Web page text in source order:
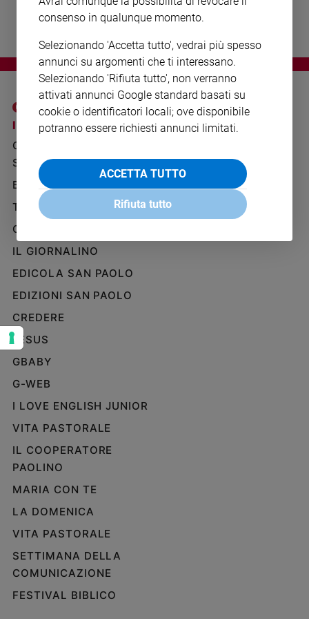
Volontariato
Diritti
Aziende
di
valore
settimana
Migranti
Diversità
inclusione
Costume
Cultura
e
Sanremo
2026
Cinema,
e
streaming
Arte
Famiglia
educazione
Genitori
figli
Coppia
I SITI SAN PAOLO
GRUPPO EDITORIALE
SAN PAOLO
BENESSERE
TELENOVA
GAZZETTA D'ALBA
IL GIORNALINO
EDICOLA SAN PAOLO
EDIZIONI SAN PAOLO
CREDERE
JESUS
GBABY
G-WEB
I LOVE ENGLISH JUNIOR
VITA PASTORALE
IL COOPERATORE
PAOLINO
MARIA CON TE
LA DOMENICA
VITA PASTORALE
SETTIMANA DELLA
COMUNICAZIONE
FESTIVAL BIBLICO
NOTE LEGALI
INFORMATIVA
WHISTLEBLOWING
SOCIAL
consenso in qualunque momento.
Selezionando 'Accetta tutto', vedrai più spesso
annunci su argomenti che ti interessano.
Selezionando 'Rifiuta tutto', non verranno
attivati annunci Google standard basati su
cookie o identificatori locali; ove disponibile
potranno essere richiesti annunci limitati.
ACCETTA TUTTO
Rifiuta tutto